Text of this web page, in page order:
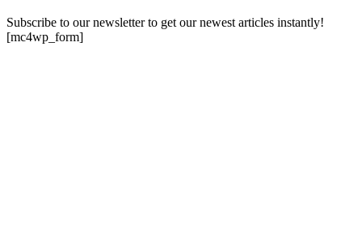
Subscribe to our newsletter to get our newest articles instantly!
[mc4wp_form]